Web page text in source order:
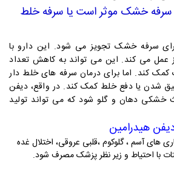
سرفه خشک موثر است یا سرفه خلط
سرفه خشک تجویز می شود. این دارو با
عمل می کند. این می تواند به کاهش تعداد
کند. اما برای درمان سرفه های خلط دار
شدن یا دفع خلط کمک کند. در واقع، دیفن
خشکی دهان و گلو شود که می تواند تولید
هیدرامین
های آسم ، گلوکوم ،قلبی عروقی، اختلال غده
با احتیاط و زیر نظر پزشک مصرف شود.